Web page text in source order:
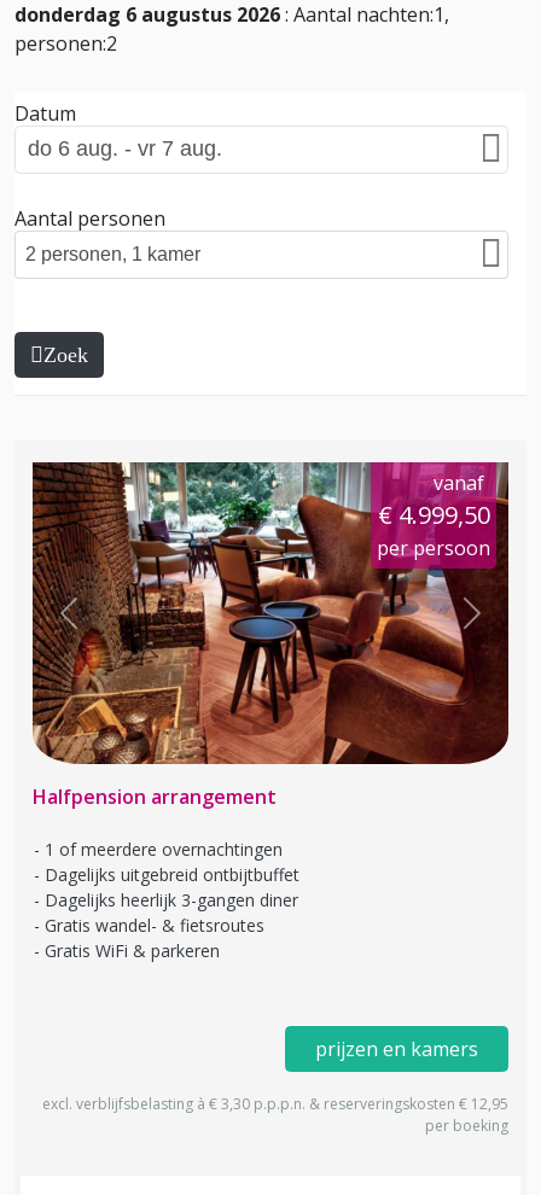
donderdag 6 augustus 2026: Aantal nachten:1,
personen:2
Datum
Aantal personen
Zoek
vanaf
€ 4.999,50
per persoon
Previous Next
Halfpension arrangement
1 of meerdere overnachtingen
Dagelijks uitgebreid ontbijtbuffet
Dagelijks heerlijk 3-gangen diner
Gratis wandel- & fietsroutes
Gratis WiFi & parkeren
prijzen en kamers
excl. verblijfsbelasting à € 3,30 p.p.p.n. & reserveringskosten € 12,95
per boeking